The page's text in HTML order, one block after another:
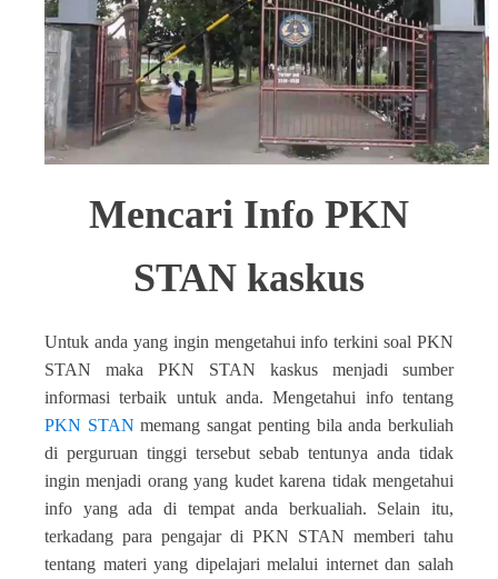
Mencari Info PKN
STAN kaskus
Untuk anda yang ingin mengetahui info terkini soal PKN
STAN maka PKN STAN kaskus menjadi sumber
informasi terbaik untuk anda. Mengetahui info tentang
PKN STAN memang sangat penting bila anda berkuliah
di perguruan tinggi tersebut sebab tentunya anda tidak
ingin menjadi orang yang kudet karena tidak mengetahui
info yang ada di tempat anda berkualiah. Selain itu,
terkadang para pengajar di PKN STAN memberi tahu
tentang materi yang dipelajari melalui internet dan salah